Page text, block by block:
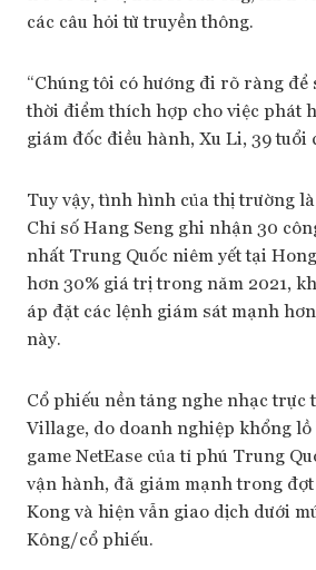
các câu hỏi từ truyền thông.
“Chúng tôi có hướng đi rõ ràng để
thời điểm thích hợp cho việc phát
giám đốc điều hành, Xu Li, 39 tuổi
Tuy vậy, tình hình của thị trường
Chỉ số Hang Seng ghi nhận 30
nhất Trung Quốc niêm yết tại
hơn 30% giá trị trong năm 2021,
áp đặt các lệnh giám sát mạnh
này.
Cổ phiếu nền tảng nghe nhạc trực
Village, do doanh nghiệp khổng
game NetEase của tỉ phú Trung
vận hành, đã giảm mạnh trong
Kong và hiện vẫn giao dịch dưới
Kông/cổ phiếu.